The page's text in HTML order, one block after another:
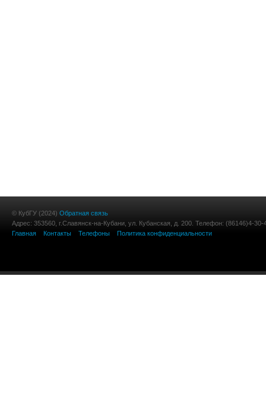
© КубГУ (2024) Обратная связь
Адрес: 353560, г.Славянск-на-Кубани, ул. Кубанская, д. 200. Телефон: (86146)4-30-
Главная
Контакты Телефоны Политика конфиденциальности